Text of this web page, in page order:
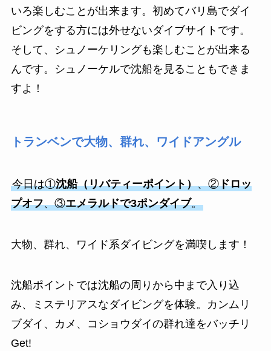
いろ楽しむことが出来ます。初めてバリ島でダイ
ビングをする方には外せないダイブサイトです。
そして、シュノーケリングも楽しむことが出来る
んです。シュノーケルで沈船を見ることもできま
すよ！
トランベンで大物、群れ、ワイドアングル
今日は①沈船（リバティーポイント）、②ドロッ
プオフ、③エメラルドで3ポンダイブ。
大物、群れ、ワイド系ダイビングを満喫します！
沈船ポイントでは沈船の周りから中まで入り込
み、ミステリアスなダイビングを体験。カンムリ
ブダイ、カメ、コショウダイの群れ達をバッチリ
Get!